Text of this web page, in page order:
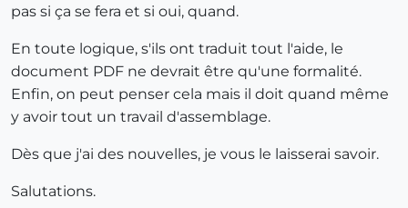
pas si ça se fera et si oui, quand.
En toute logique, s'ils ont traduit tout l'aide, le
document PDF ne devrait être qu'une formalité.
Enfin, on peut penser cela mais il doit quand même
y avoir tout un travail d'assemblage.
Dès que j'ai des nouvelles, je vous le laisserai savoir.
Salutations.